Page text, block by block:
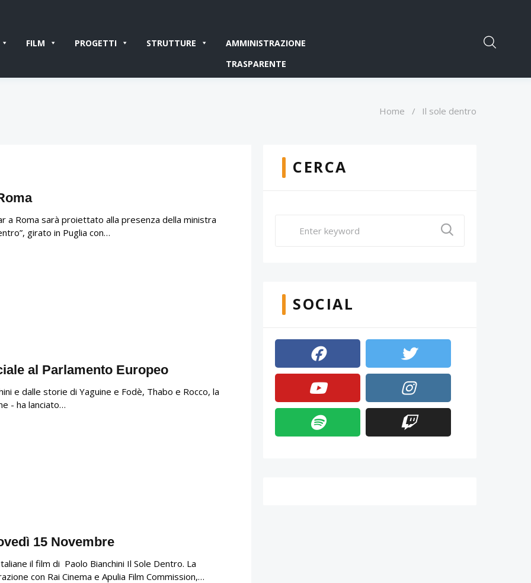
FILM PROGETTI STRUTTURE
AMMINISTRAZIONE
TRASPARENTE
Home / Il sole dentro
a Roma sarà proiettato alla presenza della ministra
girato in Puglia con…
al Parlamento Europeo
e dalle storie di Yaguine e Fodè, Thabo e Rocco, la
- ha lanciato…
15 Novembre
il film di Paolo Bianchini Il Sole Dentro. La
con Rai Cinema e Apulia Film Commission,…
CERCA
SOCIAL